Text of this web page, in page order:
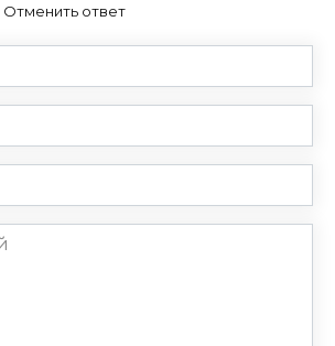
Отменить ответ